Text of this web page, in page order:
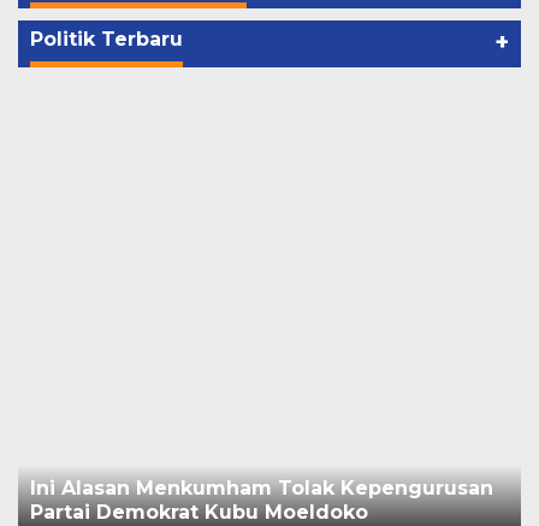
Politik Terbaru +
Ini Alasan Menkumham Tolak Kepengurusan
Partai Demokrat Kubu Moeldoko